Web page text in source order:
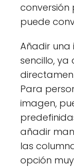
conversión
puede
Añadir una
sencillo,
Para
imagen,
añadir
las
opción